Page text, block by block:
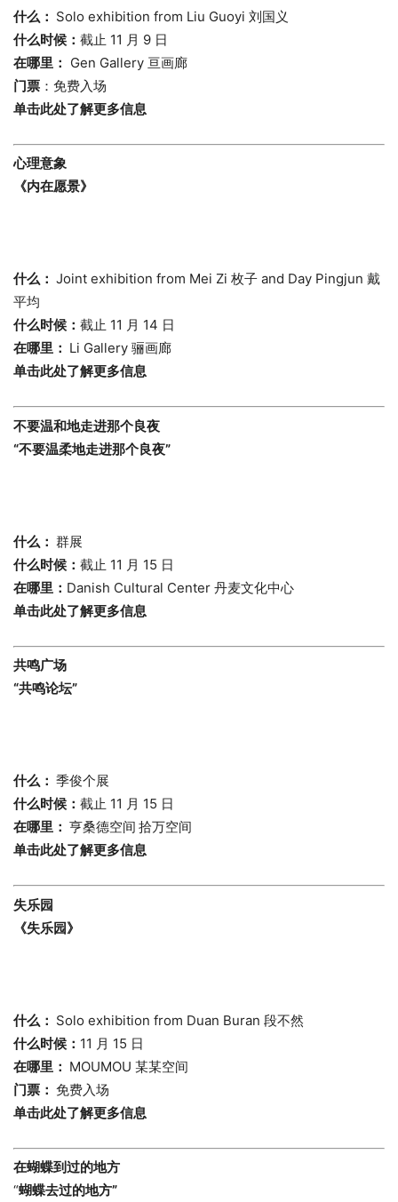
什么： Solo exhibition from Liu Guoyi 刘国义
什么时候： 截止 11 月 9 日
在哪里： Gen Gallery 亘画廊
门票 ：免费入场
单击此处了解更多信息
心理意象
《内在愿景》
什么： Joint exhibition from Mei Zi 枚子 and Day Pingjun 戴
平均
什么时候： 截止 11 月 14 日
在哪里： Li Gallery 骊画廊
单击此处了解更多信息
不要温和地走进那个良夜
“不要温柔地走进那个良夜”
什么： 群展
什么时候： 截止 11 月 15 日
在哪里： Danish Cultural Center 丹麦文化中心
单击此处了解更多信息
共鸣广场
“共鸣论坛”
什么： 季俊个展
什么时候： 截止 11 月 15 日
在哪里： 亨桑德空间 拾万空间
单击此处了解更多信息
失乐园
《失乐园》
什么： Solo exhibition from Duan Buran 段不然
什么时候： 11 月 15 日
在哪里： MOUMOU 某某空间
门票： 免费入场
单击此处了解更多信息
在蝴蝶到过的地方
“蝴蝶去过的地方”